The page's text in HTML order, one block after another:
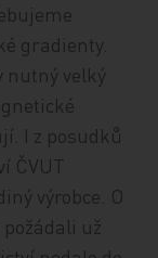
gradienty.
nutný velký
I z posudků
ČVUT
výrobce. O
už